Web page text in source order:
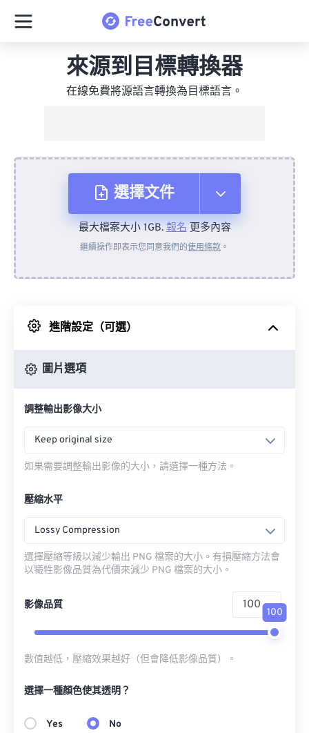
來源到目標轉換器
在線免費將源語言轉換為目標語言。
選擇文件
來自裝置
來自 Google 雲端硬碟
最大檔案大小 1GB.報名更多內容
繼續操作即表示您同意我們的使用條款 。
進階設定（可選）
圖片選項
調整輸出影像大小
Keep original size
如果需要調整輸出影像的大小，請選擇一種方法。
壓縮水平
Lossy Compression
選擇壓縮等級以減少輸出 PNG 檔案的大小。有損壓縮方法會
以犧牲影像品質為代價來減少 PNG 檔案的大小。
影像品質
100
數值越低，壓縮效果越好（但會降低影像品質）。
選擇一種顏色使其透明？
Yes No